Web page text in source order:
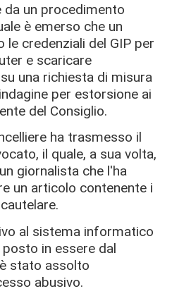
da un procedimento
è emerso che un
le credenziali del GIP per
e scaricare
una richiesta di misura
per estorsione ai
del Consiglio.
ha trasmesso il
il quale, a sua volta,
giornalista che l'ha
un articolo contenente i
al sistema informatico
in essere dal
stato assolto
abusivo.